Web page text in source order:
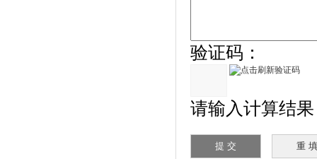
验证码：
请输入计算结果